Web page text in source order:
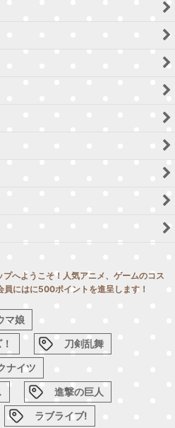
へようこそ！人気アニメ、ゲームのコス
にはに500ポイントを進呈します！
マ娘
刀剣乱舞
ナイツ
進撃の巨人
ラブライブ!